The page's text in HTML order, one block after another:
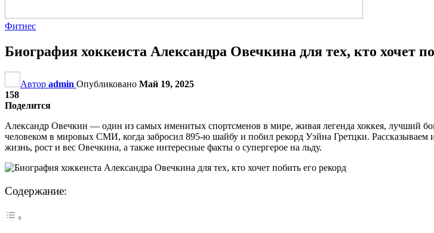
Фитнес
Биография хоккеиста Александра Овечкина для тех, кто хочет
Автор admin Опубликовано Май 19, 2025
158
Поделится
Александр Овечкин — один из самых именитых спортсменов в мире, живая легенда хоккея,
человеком в мировых СМИ, когда забросил 895-ю шайбу и побил рекорд Уэйна Гретцки. Рассказываем
жизнь, рост и вес Овечкина, а также интересные факты о супергерое на льду.
Содержание: